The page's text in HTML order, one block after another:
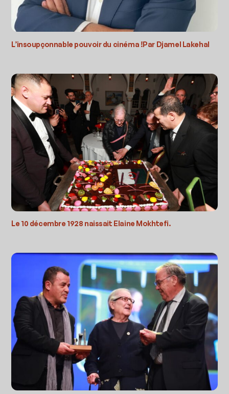
L’insoupçonnable pouvoir du cinéma !Par Djamel Lakehal
Le 10 décembre 1928 naissait Elaine Mokhtefi.